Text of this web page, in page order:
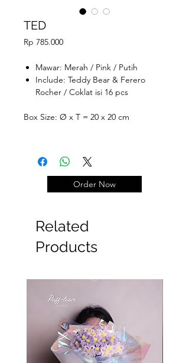
TED
Rp 785.000Price
Mawar: Merah / Pink / Putih
Include: Teddy Bear & Ferero
Rocher / Coklat isi 16 pcs
Box Size: Ø x T = 20 x 20 cm
Order Now
Related
Products